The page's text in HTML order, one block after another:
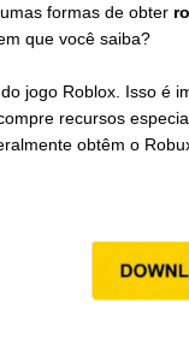
formas de obter
que você saiba?
jogo Roblox. Isso é
recursos
obtêm o